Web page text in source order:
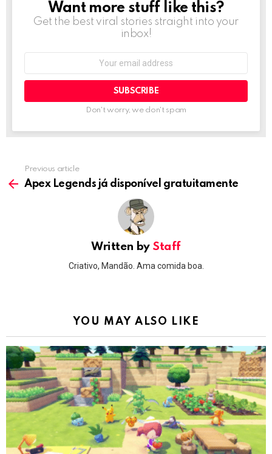
NEWSLETTER
Want more stuff like this?
Get the best viral stories straight into your
inbox!
Don't worry, we don't spam
more
Previous article
Apex Legends já disponível gratuitamente
Written by Staff
Criativo, Mandão. Ama comida boa.
YOU MAY ALSO LIKE